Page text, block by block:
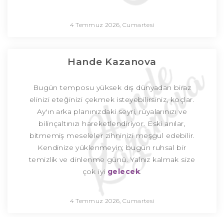
4 Temmuz 2026, Cumartesi
Hande Kazanova
Bugün temposu yüksek dış dünyadan biraz
elinizi eteğinizi çekmek isteyebilirsiniz, koçlar.
Ay'ın arka planınızdaki seyri, rüyalarınızı ve
bilinçaltınızı hareketlendiriyor. Eski anılar,
bitmemiş meseleler zihninizi meşgul edebilir.
Kendinize yüklenmeyin; bugün ruhsal bir
temizlik ve dinlenme günü. Yalnız kalmak size
çok iyi gelecek.
4 Temmuz 2026, Cumartesi